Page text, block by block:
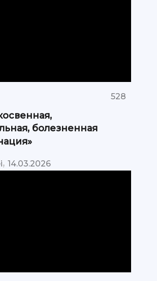
528
болезненная
,14.03.2026